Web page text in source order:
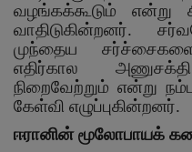
வழங்கக்கூடும் என்று
வாதிடுகின்றனர்.
முந்தைய
எதிர்கால
நிறைவேற்றும் என்று
கேள்வி எழுப்புகின்றனர்.
ஈரானின் மூலோபாயக்